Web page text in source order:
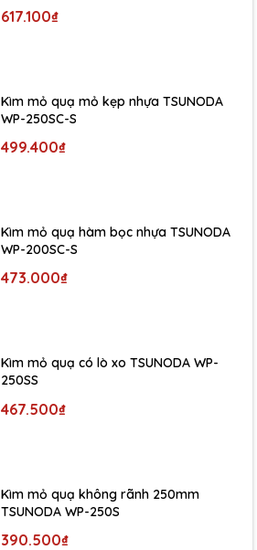
617.100₫
Kìm mỏ quạ mỏ kẹp nhựa TSUNODA
WP-250SC-S
499.400₫
Kìm mỏ quạ hàm bọc nhựa TSUNODA
WP-200SC-S
473.000₫
Kìm mỏ quạ có lò xo TSUNODA WP-
250SS
467.500₫
Kìm mỏ quạ không rãnh 250mm
TSUNODA WP-250S
390.500₫